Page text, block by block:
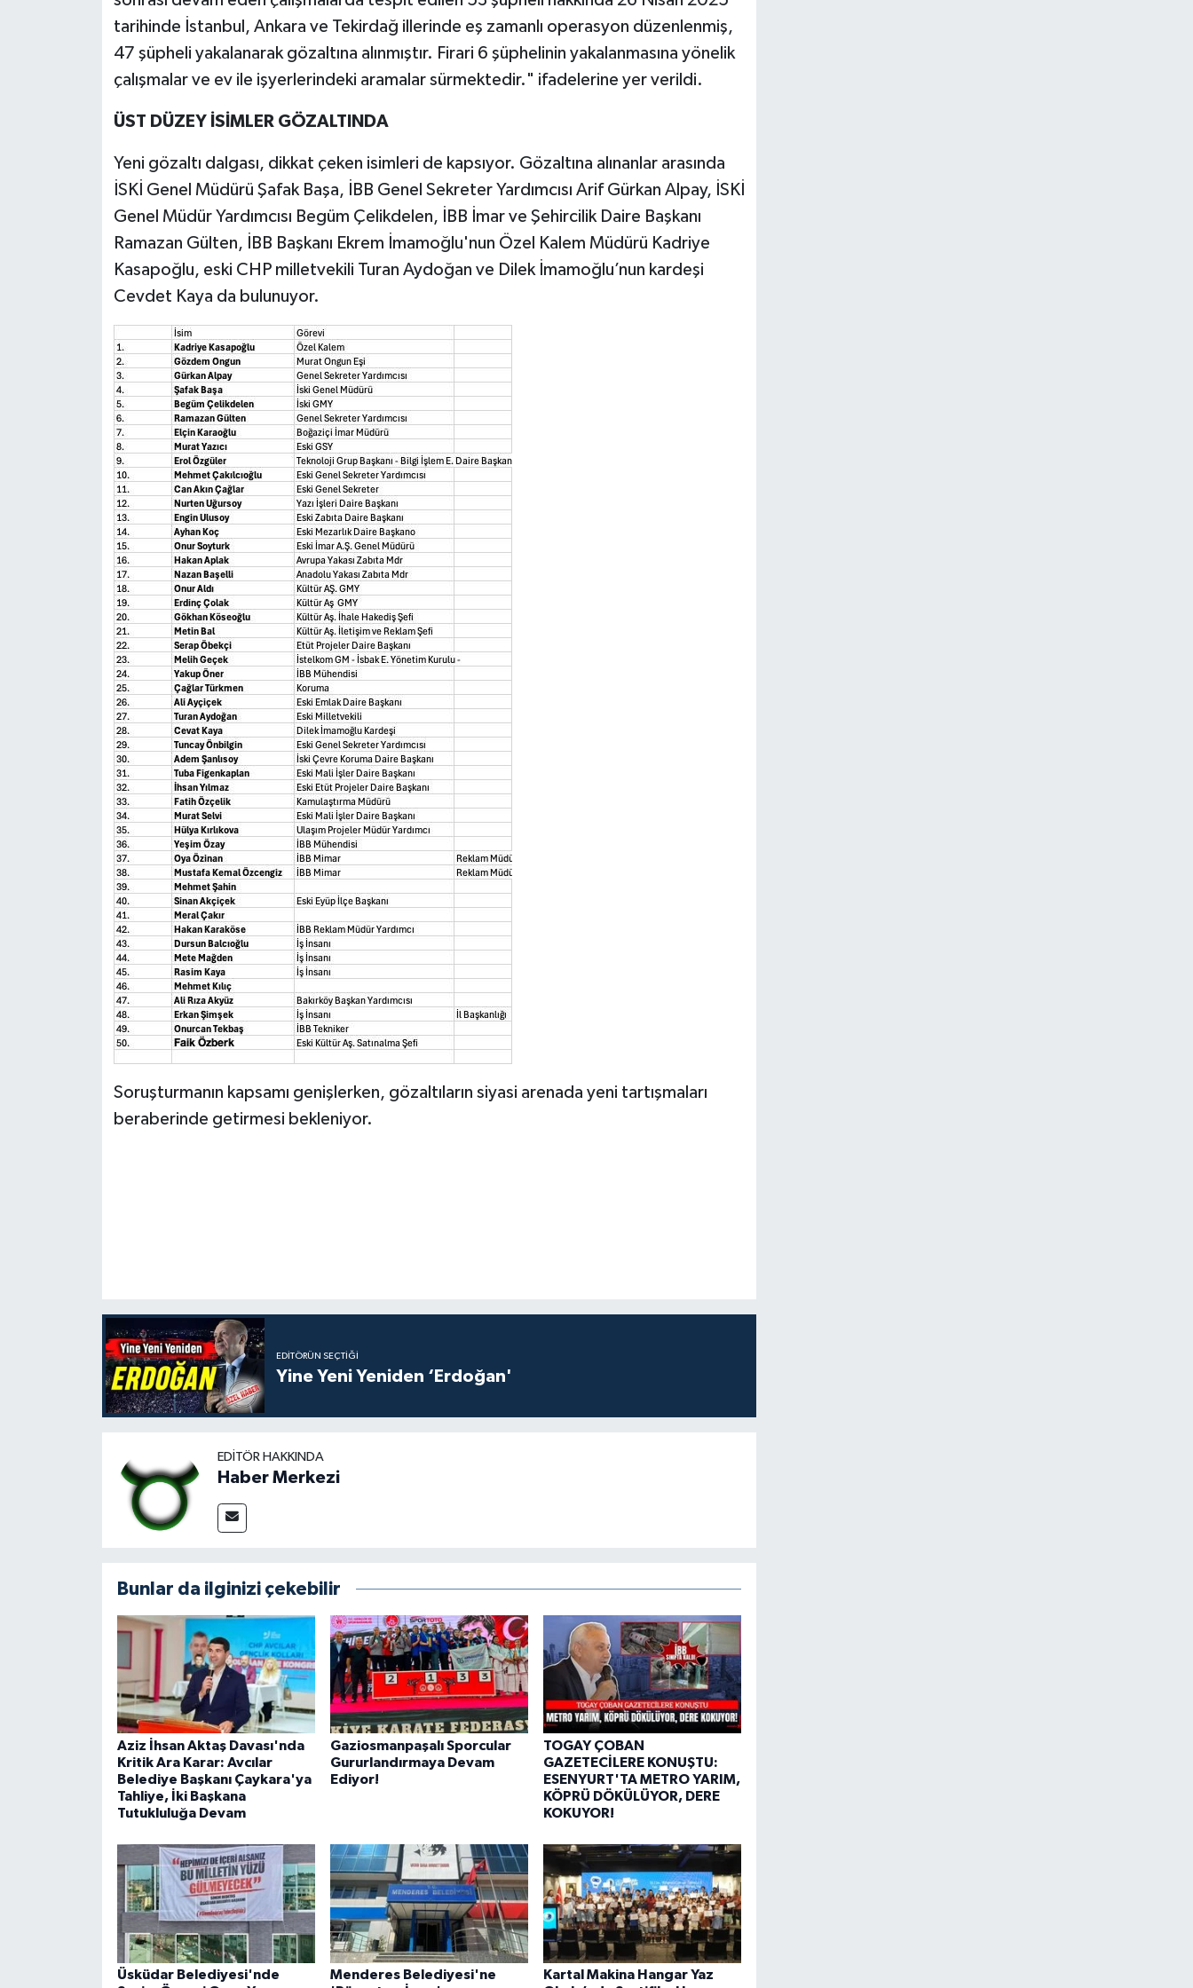
tarihinde İstanbul, Ankara ve Tekirdağ illerinde eş zamanlı operasyon düzenlenmiş,
47 şüpheli yakalanarak gözaltına alınmıştır. Firari 6 şüphelinin yakalanmasına yönelik
çalışmalar ve ev ile işyerlerindeki aramalar sürmektedir." ifadelerine yer verildi.
ÜST DÜZEY İSİMLER GÖZALTINDA
Yeni gözaltı dalgası, dikkat çeken isimleri de kapsıyor. Gözaltına alınanlar arasında
İSKİ Genel Müdürü Şafak Başa, İBB Genel Sekreter Yardımcısı Arif Gürkan Alpay, İSKİ
Genel Müdür Yardımcısı Begüm Çelikdelen, İBB İmar ve Şehircilik Daire Başkanı
Ramazan Gülten, İBB Başkanı Ekrem İmamoğlu'nun Özel Kalem Müdürü Kadriye
Kasapoğlu, eski CHP milletvekili Turan Aydoğan ve Dilek İmamoğlu’nun kardeşi
Cevdet Kaya da bulunuyor.
Soruşturmanın kapsamı genişlerken, gözaltıların siyasi arenada yeni tartışmaları
beraberinde getirmesi bekleniyor.
EDITÖRÜN SEÇTIĞI
Yine Yeni Yeniden ‘Erdoğan'
EDITÖR HAKKINDA
Haber Merkezi
Bunlar da ilginizi çekebilir
Aziz İhsan Aktaş Davası'nda
Kritik Ara Karar: Avcılar
Belediye Başkanı Çaykara'ya
Tahliye, İki Başkana
Tutukluluğa Devam
Gaziosmanpaşalı Sporcular
Gururlandırmaya Devam
Ediyor!
TOGAY ÇOBAN
GAZETECİLERE KONUŞTU:
ESENYURT'TA METRO YARIM,
KÖPRÜ DÖKÜLÜYOR, DERE
KOKUYOR!
Üsküdar Belediyesi'nde
Menderes Belediyesi'ne
Kartal Makina Hangar Yaz